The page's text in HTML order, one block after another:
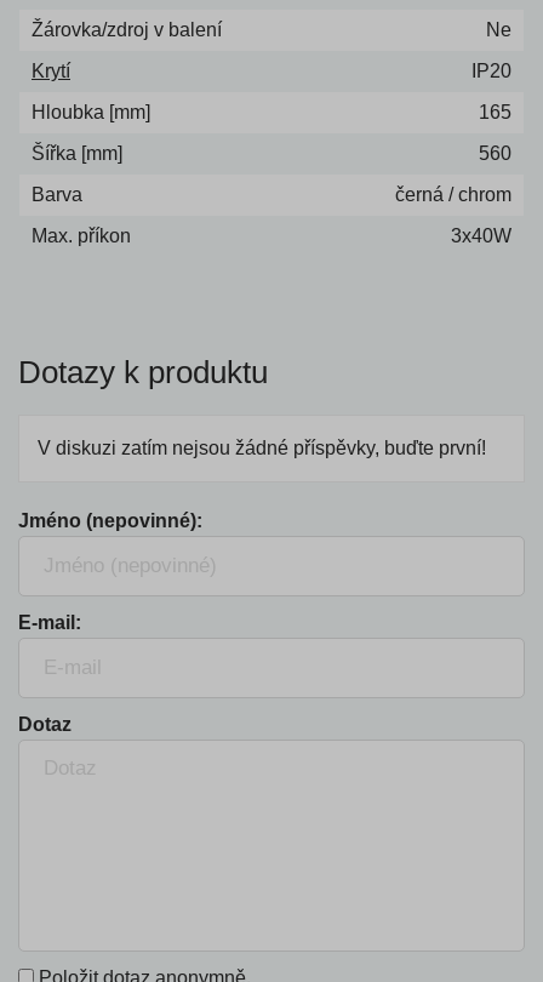
Žárovka/zdroj v balení
Ne
Krytí
IP20
Hloubka [mm]
165
Šířka [mm]
560
Barva
černá / chrom
Max. příkon
3x40W
Dotazy k produktu
V diskuzi zatím nejsou žádné příspěvky, buďte první!
Jméno (nepovinné):
E-mail:
Dotaz
Položit dotaz anonymně.